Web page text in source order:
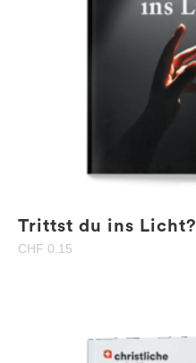
Trittst du ins Licht?
CHF 0.15